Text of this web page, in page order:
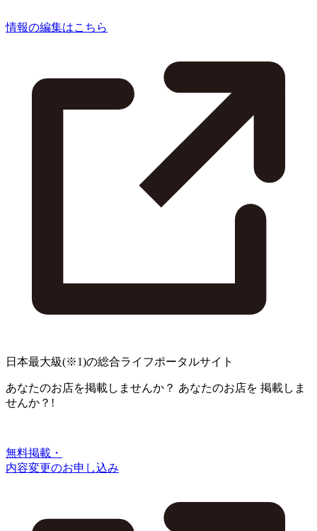
情報の編集はこちら
日本最大級(※1)の総合ライフポータルサイト
あなたのお店を掲載しませんか？ あなたのお店を 掲載しま
せんか？!
無料掲載・
内容変更のお申し込み